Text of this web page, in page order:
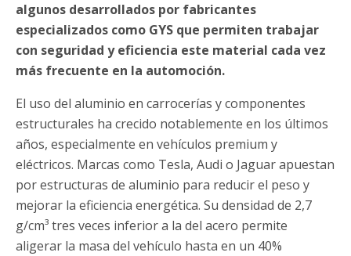
algunos desarrollados por fabricantes
especializados como GYS que permiten trabajar
con seguridad y eficiencia este material cada vez
más frecuente en la automoción.
El uso del aluminio en carrocerías y componentes
estructurales ha crecido notablemente en los últimos
años, especialmente en vehículos premium y
eléctricos. Marcas como Tesla, Audi o Jaguar apuestan
por estructuras de aluminio para reducir el peso y
mejorar la eficiencia energética. Su densidad de 2,7
g/cm³ tres veces inferior a la del acero permite
aligerar la masa del vehículo hasta en un 40%